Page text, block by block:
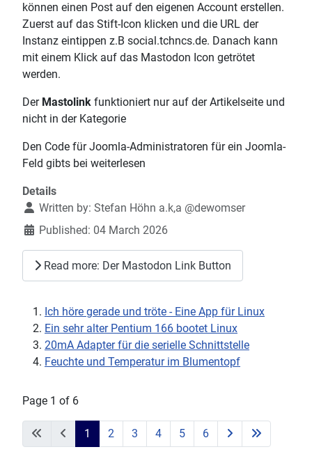
können einen Post auf den eigenen Account erstellen.
Zuerst auf das Stift-Icon klicken und die URL der
Instanz eintippen z.B social.tchncs.de. Danach kann
mit einem Klick auf das Mastodon Icon getrötet
werden.
Der Mastolink funktioniert nur auf der Artikelseite und
nicht in der Kategorie
Den Code für Joomla-Administratoren für ein Joomla-
Feld gibts bei weiterlesen
Details
Written by: Stefan Höhn a.k,a @dewomser
Published: 04 March 2026
Read more: Der Mastodon Link Button
Ich höre gerade und tröte - Eine App für Linux
Ein sehr alter Pentium 166 bootet Linux
20mA Adapter für die serielle Schnittstelle
Feuchte und Temperatur im Blumentopf
Page 1 of 6
1 2 3 4 5 6